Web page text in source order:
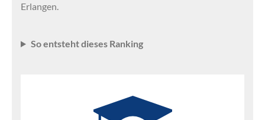
Erlangen.
So entsteht dieses Ranking